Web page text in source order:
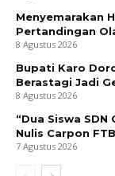
Menyemarakan
Pertandingan
8 Agustus 2026
Bupati Karo
Berastagi Jadi
8 Agustus 2026
“Dua Siswa
Nulis Carpon
7 Agustus 2026